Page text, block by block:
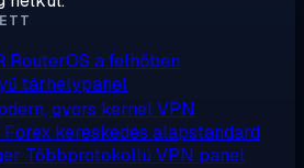
RouterOS a felhőben
tárhelypanel
gyors kernel VPN
Forex kereskedés alapstandard
Többprotokollú VPN panel